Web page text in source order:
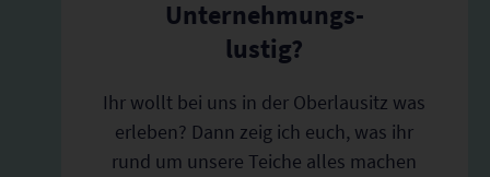
Unternehmungs-
lustig?
Ihr wollt bei uns in der Oberlausitz was
erleben? Dann zeig ich euch, was ihr
rund um unsere Teiche alles machen